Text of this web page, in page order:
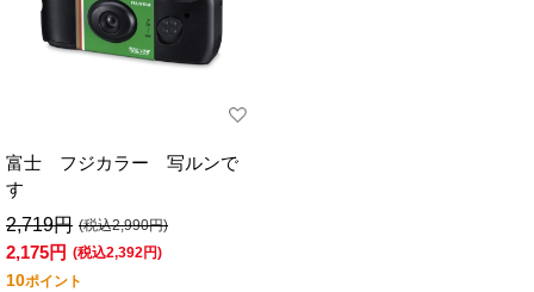
富士 フジカラー 写ルンで
す
2,719円 (税込2,990円)
2,175円 (税込2,392円)
10ポイント